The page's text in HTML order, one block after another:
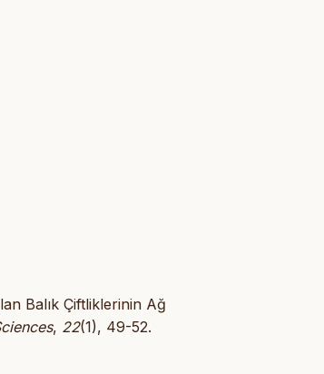
Balık Çiftliklerinin Ağ
, 22(1), 49-52.